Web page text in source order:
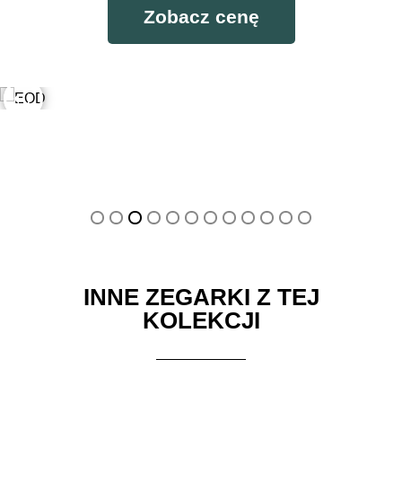
Zobacz cenę
INNE ZEGARKI Z TEJ
KOLEKCJI